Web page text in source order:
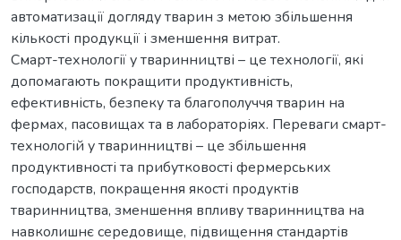
автоматизації догляду тварин з метою збільшення
кількості продукції і зменшення витрат.
Смарт-технології у тваринництві – це технології, які
допомагають покращити продуктивність,
ефективність, безпеку та благополуччя тварин на
фермах, пасовищах та в лабораторіях. Переваги смарт-
технологій у тваринництві – це збільшення
продуктивності та прибутковості фермерських
господарств, покращення якості продуктів
тваринництва, зменшення впливу тваринництва на
навколишнє середовище, підвищення стандартів